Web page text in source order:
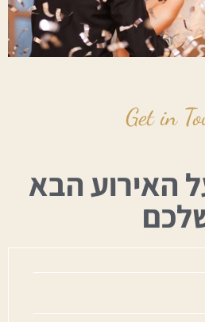
Get in
האירוע הבא